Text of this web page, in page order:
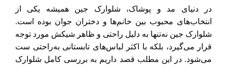
در دنیای مد و پوشاک، شلوارک جین همیشه یکی از
انتخاب‌های محبوب بین خانم‌ها و دختران جوان بوده است.
شلوارک جین نه‌تنها به دلیل راحتی و ظاهر شیکش مورد توجه
قرار می‌گیرد، بلکه با اکثر لباس‌های تابستانی به‌راحتی ست
می‌شود. در این مطلب قصد داریم به بررسی کامل شلوارک